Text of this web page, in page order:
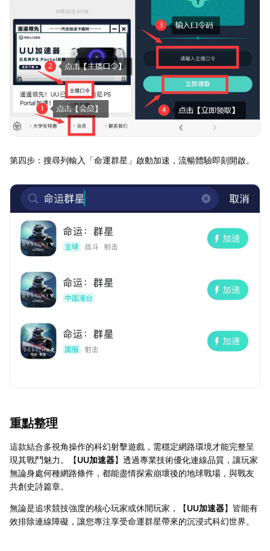
第四步：搜尋列輸入「命運群星」啟動加速，流暢體驗即刻開啟。
重點整理
這款結合多視角操作的科幻射擊遊戲，需穩定網路環境才能完整呈
現其戰鬥魅力。【UU加速器】透過專業技術優化連線品質，讓玩家
無論身處何種網路條件，都能盡情探索崩壞後的地球戰場，與戰友
共創史詩篇章。
無論是追求競技強度的核心玩家或休閒玩家，【UU加速器】皆能有
效排除連線障礙，讓您專注享受命運群星帶來的沉浸式科幻世界。